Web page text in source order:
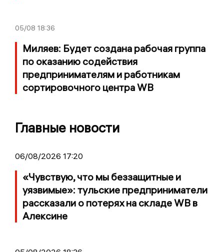
05/08 18:36
Миляев: Будет создана рабочая группа
по оказанию содействия
предпринимателям и работникам
сортировочного центра WB
Главные новости
06/08/2026 17:20
«Чувствую, что мы беззащитные и
уязвимые»: тульские предприниматели
рассказали о потерях на складе WB в
Алексине